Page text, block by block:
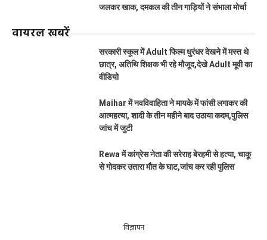
जलकर खाक, दमकल की तीन गाड़ियों ने संभाला मोर्चा
वायरल खबरें
सरकारी स्कूल में Adult फिल्म धुरंधर देखने में मस्त थे
छात्र, अतिथि शिक्षक भी रहे मौजूद,देखे Adult मूवी का
वीडियो
Maihar में नवविवाहिता ने मायके में फांसी लगाकर की
आत्महत्या, शादी के तीन महीने बाद उठाया कदम,पुलिस
जांच में जुटी
Rewa में कांग्रेस नेता की सरेराह बेरहमी से हत्या, चाकू
से गोदकर उतारा मौत के घाट,जांच कर रही पुलिस
विज्ञापन